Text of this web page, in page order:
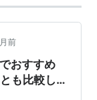
前
おすすめ
も比較し